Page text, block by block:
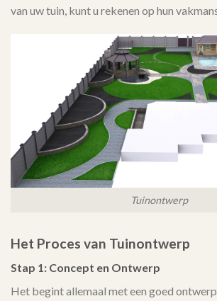
van uw tuin, kunt u rekenen op hun
Tuinontwerp
Het Proces van Tuinontwerp
Stap 1: Concept en Ontwerp
Het begint allemaal met een goed